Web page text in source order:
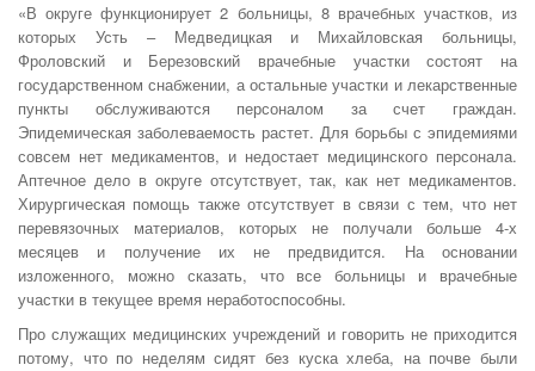
«В округе функционирует 2 больницы, 8 врачебных участков, из
которых Усть – Медведицкая и Михайловская больницы,
Фроловский и Березовский врачебные участки состоят на
государственном снабжении, а остальные участки и лекарственные
пункты обслуживаются персоналом за счет граждан.
Эпидемическая заболеваемость растет. Для борьбы с эпидемиями
совсем нет медикаментов, и недостает медицинского персонала.
Аптечное дело в округе отсутствует, так, как нет медикаментов.
Хирургическая помощь также отсутствует в связи с тем, что нет
перевязочных материалов, которых не получали больше 4-х
месяцев и получение их не предвидится. На основании
изложенного, можно сказать, что все больницы и врачебные
участки в текущее время неработоспособны.
Про служащих медицинских учреждений и говорить не приходится
потому, что по неделям сидят без куска хлеба, на почве были